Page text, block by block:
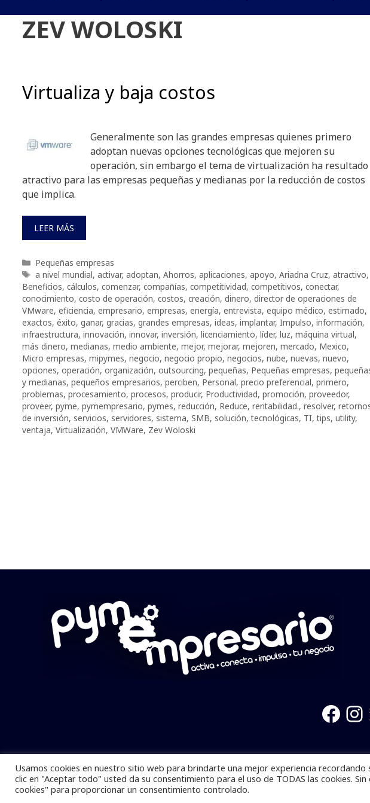
ZEV WOLOSKI
Virtualiza y baja costos
Generalmente son las grandes empresas quienes primero
adoptan nuevas opciones tecnológicas que mejoren su
operación, sin embargo el tema de virtualización ha resultado
atractivo para las empresas pequeñas y medianas por la reducción de costos
que implica.
LEER MÁS
Categorías
Pequeñas empresas
Etiquetas
a nivel mundial, activar, adoptan, Ahorros, aplicaciones, apoyo, Ariadna Cruz, atractivo,
Beneficios, cálculos, comenzar, compañías, competitividad, competitivos, conectar,
conocimiento, costo de operación, costos, creación, dinero, director de operaciones de
VMware, eficiencia, empresario, empresas, energía, entrevista, equipo médico, estimado,
exactos, éxito, ganar, gracias, grandes empresas, ideas, implantar, Impulso, información,
infraestructura, innovación, innovar, inversión, licenciamiento, líder, luz, máquina virtual,
más dinero, medianas, medio ambiente, mejor, mejorar, mejoren, mercado, Mexico,
Micro empresas, mipymes, negocio, negocio propio, negocios, nube, nuevas, nuevo,
opciones, operación, organización, outsourcing, pequeñas, Pequeñas empresas,
y medianas, pequeños empresarios, perciben, Personal, precio preferencial, primero,
problemas, procesamiento, procesos, producir, Productividad, promoción, proveedor,
proveer, pyme, pymempresario, pymes, reducción, Reduce, rentabilidad., resolver,
de inversión, servicios, servidores, sistema, SMB, solución,tecnológicas, TI,tips, utility,
ventaja, Virtualización, VMWare, Zev Woloski
Pymempresario © 2025 Todos los derechos reservados.
Usamos cookies en nuestro sitio web para brindarte una mejor experiencia recordando
clic en "Aceptar todo" usted da su consentimiento para el uso de TODAS las cookies.
cookies" para proporcionar un consentimiento controlado.